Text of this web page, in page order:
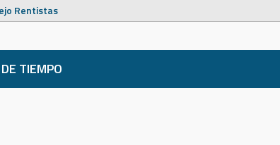
Rentistas
TIEMPO